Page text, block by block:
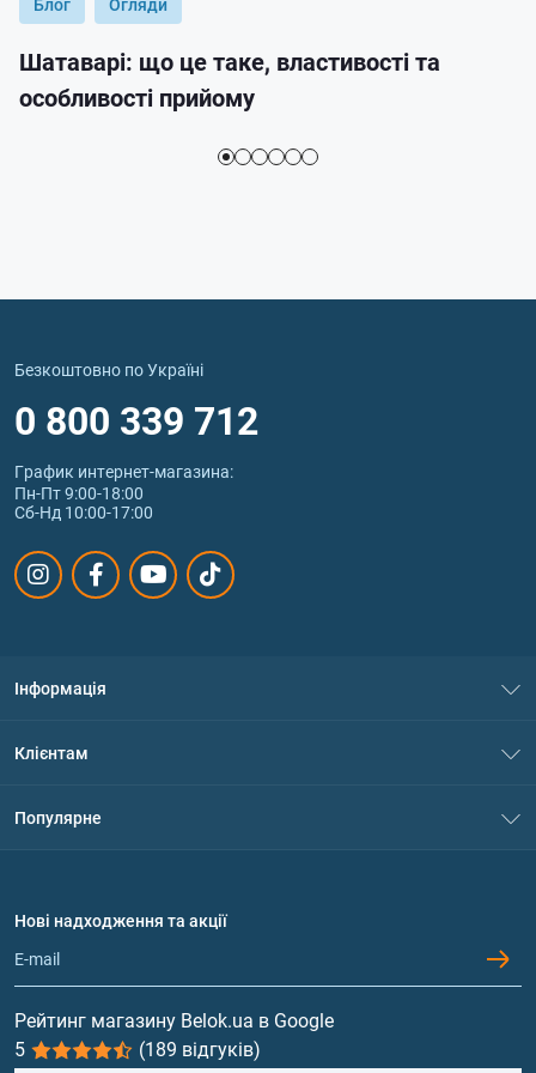
Шатаварі: що це таке, властивості та
особливості прийому
Безкоштовно по Україні
0 800 339 712
График интернет‑магазина:
Пн-Пт 9:00-18:00
Сб-Нд 10:00-17:00
Інформація
Політика конфіденційності
Обмін та повернення
Клієнтам
Популярне
Протеїн
Гейнери
Вітаміни та мінерали
Риб'ячий жир, жирні кислоти
Нові надходження та акції
Рейтинг магазину Belok.ua в Google
5
(189 відгуків)